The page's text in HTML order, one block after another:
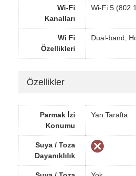
Wi-Fi
Kanalları
Wi-Fi 5
Wi Fi
Özellikleri
Dual-band,
Özellikler
Parmak İzi
Konumu
Yan Tarafta
Suya / Toza
Dayanıklılık